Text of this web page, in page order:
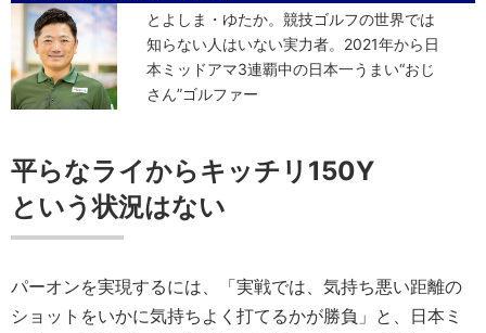
とよしま・ゆたか。競技ゴルフの世界では
知らない人はいない実力者。2021年から日
本ミッドアマ3連覇中の日本一うまい“おじ
さん”ゴルファー
平らなライからキッチリ150Y
という状況はない
パーオンを実現するには、「実戦では、気持ち悪い距離の
ショットをいかに気持ちよく打てるかが勝負」と、日本ミ